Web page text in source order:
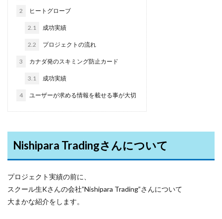
2 ヒートグローブ
2.1 成功実績
2.2 プロジェクトの流れ
3 カナダ発のスキミング防止カード
3.1 成功実績
4 ユーザーが求める情報を載せる事が大切
Nishipara Tradingさんについて
プロジェクト実績の前に、
スクール生Kさんの会社”Nishipara Trading”さんについて
大まかな紹介をします。